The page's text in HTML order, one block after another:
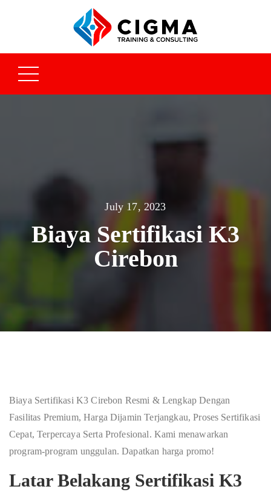
July 17, 2023
Biaya Sertifikasi K3
Cirebon
Biaya Sertifikasi K3 Cirebon Resmi & Lengkap Dengan
Fasilitas Premium, Harga Dijamin Terjangkau, Proses Sertifikasi
Cepat, Terpercaya Serta Profesional. Kami menawarkan
program-program unggulan. Dapatkan harga promo!
Latar Belakang Sertifikasi K3